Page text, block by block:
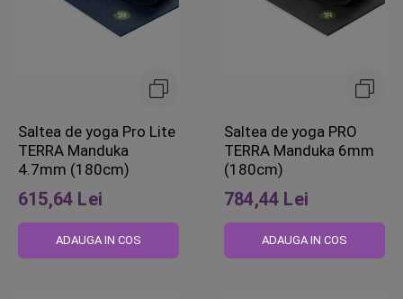
Saltea de yoga Pro Lite
TERRA Manduka
4.7mm (180cm)
615,64 Lei
ADAUGA IN COS
Saltea de yoga PRO
TERRA Manduka 6mm
(180cm)
784,44 Lei
ADAUGA IN COS